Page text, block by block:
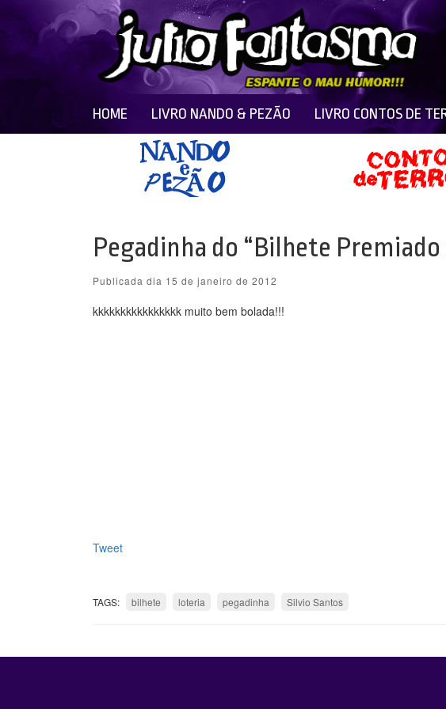
HOME LIVRO NANDO & PEZÃO LIVRO CONTOS DE
Pegadinha do “Bilhete Premiado
Publicada dia 15 de janeiro de 2012
kkkkkkkkkkkkkkkk muito bem bolada!!!
Tweet
TAGS: bilhete loteria pegadinha Silvio Santos